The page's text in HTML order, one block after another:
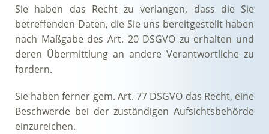
Sie haben das Recht zu verlangen, dass die Sie
betreffenden Daten, die Sie uns bereitgestellt haben
nach Maßgabe des Art. 20 DSGVO zu erhalten und
deren Übermittlung an andere Verantwortliche zu
fordern.
Sie haben ferner gem. Art. 77 DSGVO das Recht, eine
Beschwerde bei der zuständigen Aufsichtsbehörde
einzureichen.